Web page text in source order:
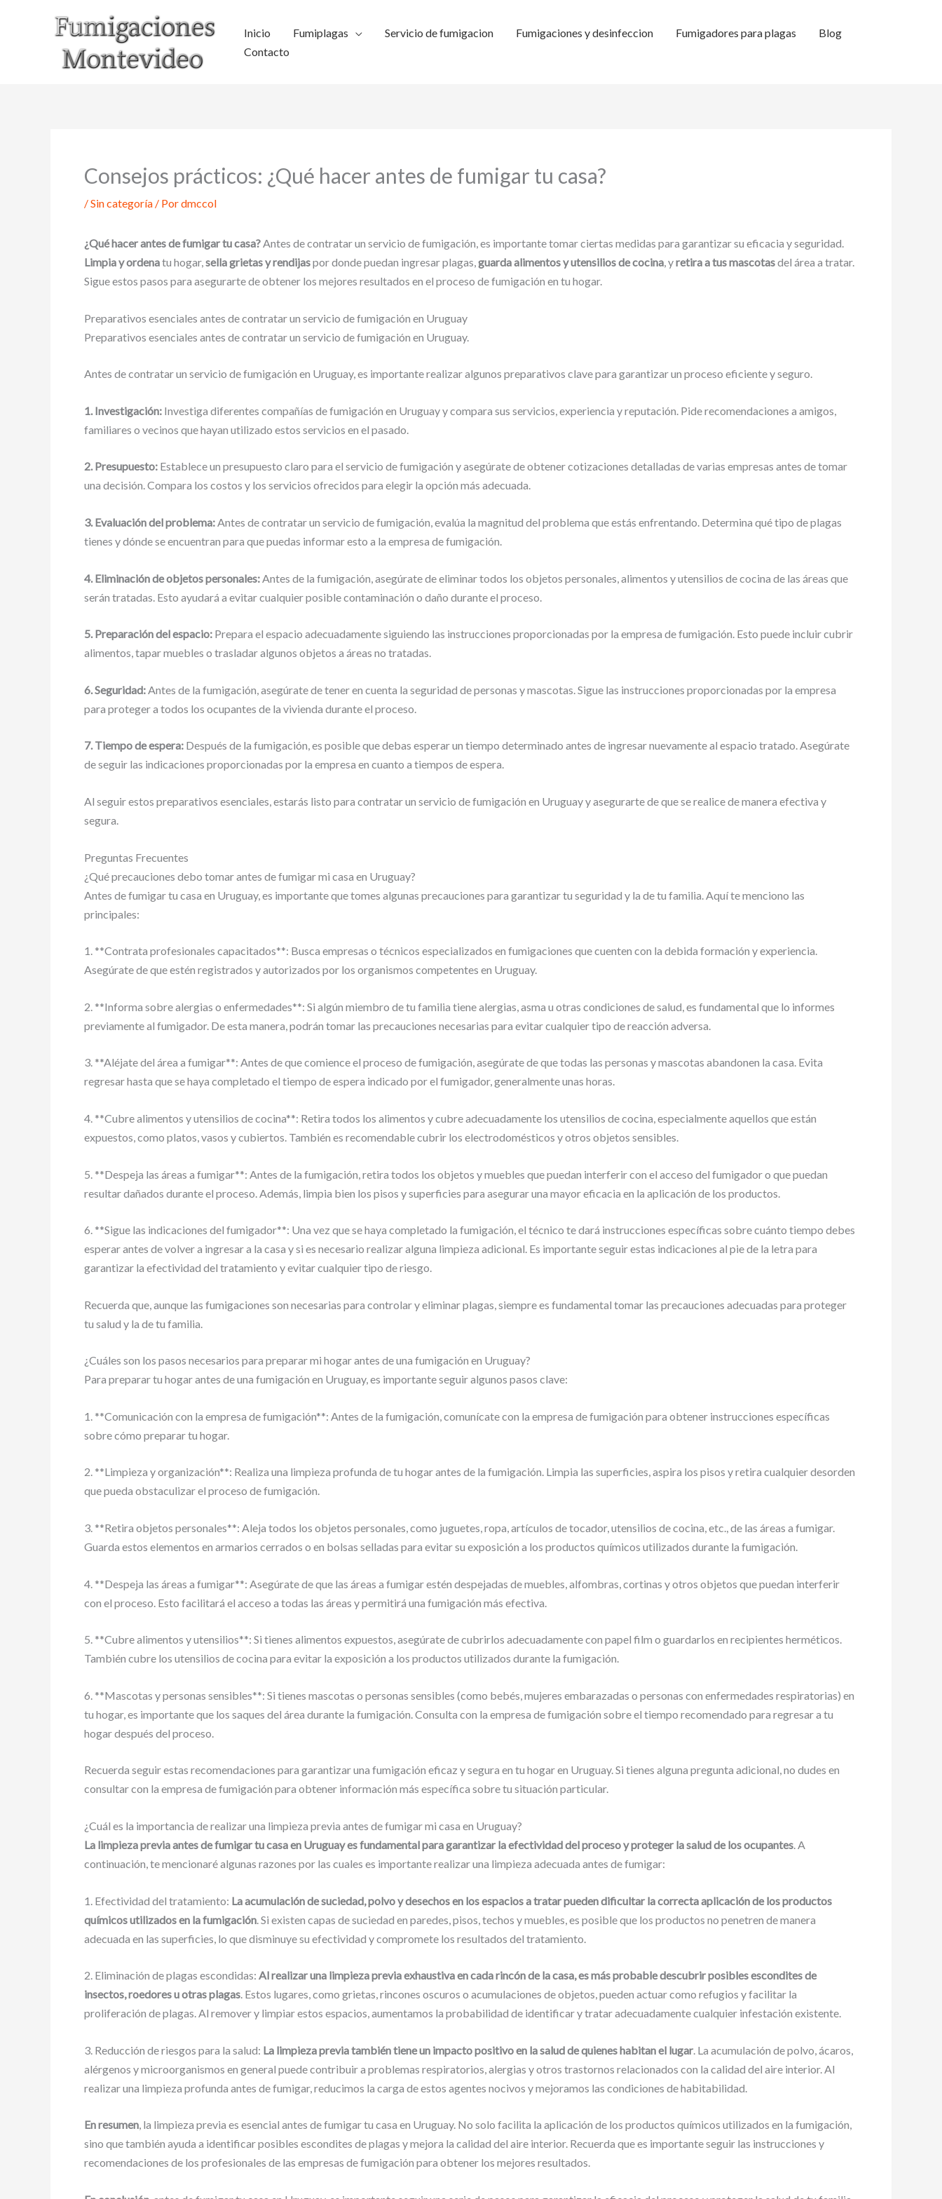
Inicio Fumiplagas Servicio de fumigacion Fumigaciones y desinfeccion Fumigadores para plagas
Blog
Contacto
Consejos prácticos: ¿Qué hacer antes de fumigar tu casa?
/Sin categoría / Pordmccol
¿Qué hacer antes de fumigar tu casa?Antes de contratar un servicio de fumigación, es importante tomar ciertas medidas para garantizar su eficacia y seguridad.
Limpia y ordenatu hogar,sella grietas y rendijaspor donde puedan ingresar plagas,guarda alimentos y utensilios de cocina, yretira a tus mascotasdel área a tratar.
Sigue estos pasos para asegurarte de obtener los mejores resultados en el proceso de fumigación en tu hogar.
Preparativos esenciales antes de contratar un servicio de fumigación en Uruguay
Preparativos esenciales antes de contratar un servicio de fumigación en Uruguay.
Antes de contratar un servicio de fumigación en Uruguay, es importante realizar algunos preparativos clave para garantizar un proceso eficiente y seguro.
1. Investigación: Investiga diferentes compañías de fumigación en Uruguay y compara sus servicios, experiencia y reputación. Pide recomendaciones a amigos,
familiares o vecinos que hayan utilizado estos servicios en el pasado.
2. Presupuesto: Establece un presupuesto claro para el servicio de fumigación y asegúrate de obtener cotizaciones detalladas de varias empresas antes de tomar
una decisión. Compara los costos y los servicios ofrecidos para elegir la opción más adecuada.
3. Evaluación del problema:Antes de contratar un servicio de fumigación, evalúa la magnitud del problema que estás enfrentando. Determina qué tipo de plagas
tienes y dónde se encuentran para que puedas informar esto a la empresa de fumigación.
4. Eliminación de objetos personales: Antes de la fumigación, asegúrate de eliminar todos los objetos personales, alimentos y utensilios de cocina de las áreas que
serán tratadas. Esto ayudará a evitar cualquier posible contaminación o daño durante el proceso.
5. Preparación del espacio: Prepara el espacio adecuadamente siguiendo las instrucciones proporcionadas por la empresa de fumigación. Esto puede incluir cubrir
alimentos, tapar muebles o trasladar algunos objetos a áreas no tratadas.
6. Seguridad: Antes de la fumigación, asegúrate de tener en cuenta la seguridad de personas y mascotas. Sigue las instrucciones proporcionadas por la empresa
para proteger a todos los ocupantes de la vivienda durante el proceso.
7. Tiempo de espera: Después de la fumigación, es posible que debas esperar un tiempo determinado antes de ingresar nuevamente al espacio tratado. Asegúrate
de seguir las indicaciones proporcionadas por la empresa en cuanto a tiempos de espera.
Al seguir estos preparativos esenciales, estarás listo para contratar un servicio de fumigación en Uruguay y asegurarte de que se realice de manera efectiva y
segura.
Preguntas Frecuentes
¿Qué precauciones debo tomar antes de fumigar mi casa en Uruguay?
Antes de fumigar tu casa en Uruguay, es importante que tomes algunas precauciones para garantizar tu seguridad y la de tu familia. Aquí te menciono las
principales:
1. **Contrata profesionales capacitados**: Busca empresas o técnicos especializados en fumigaciones que cuenten con la debida formación y experiencia.
Asegúrate de que estén registrados y autorizados por los organismos competentes en Uruguay.
2. **Informa sobre alergias o enfermedades**: Si algún miembro de tu familia tiene alergias, asma u otras condiciones de salud, es fundamental que lo informes
previamente al fumigador. De esta manera, podrán tomar las precauciones necesarias para evitar cualquier tipo de reacción adversa.
3. **Aléjate del área a fumigar**: Antes de que comience el proceso de fumigación, asegúrate de que todas las personas y mascotas abandonen la casa. Evita
regresar hasta que se haya completado el tiempo de espera indicado por el fumigador, generalmente unas horas.
4. **Cubre alimentos y utensilios de cocina**: Retira todos los alimentos y cubre adecuadamente los utensilios de cocina, especialmente aquellos que están
expuestos, como platos, vasos y cubiertos. También es recomendable cubrir los electrodomésticos y otros objetos sensibles.
5. **Despeja las áreas a fumigar**: Antes de la fumigación, retira todos los objetos y muebles que puedan interferir con el acceso del fumigador o que puedan
resultar dañados durante el proceso. Además, limpia bien los pisos y superficies para asegurar una mayor eficacia en la aplicación de los productos.
6. **Sigue las indicaciones del fumigador**: Una vez que se haya completado la fumigación, el técnico te dará instrucciones específicas sobre cuánto tiempo debes
esperar antes de volver a ingresar a la casa y si es necesario realizar alguna limpieza adicional. Es importante seguir estas indicaciones al pie de la letra para
garantizar la efectividad del tratamiento y evitar cualquier tipo de riesgo.
Recuerda que, aunque las fumigaciones son necesarias para controlar y eliminar plagas, siempre es fundamental tomar las precauciones adecuadas para proteger
tu salud y la de tu familia.
¿Cuáles son los pasos necesarios para preparar mi hogar antes de una fumigación en Uruguay?
Para preparar tu hogar antes de una fumigación en Uruguay, es importante seguir algunos pasos clave:
1. **Comunicación con la empresa de fumigación**: Antes de la fumigación, comunícate con la empresa de fumigación para obtener instrucciones específicas
sobre cómo preparar tu hogar.
2. **Limpieza y organización**: Realiza una limpieza profunda de tu hogar antes de la fumigación. Limpia las superficies, aspira los pisos y retira cualquier desorden
que pueda obstaculizar el proceso de fumigación.
3. **Retira objetos personales**: Aleja todos los objetos personales, como juguetes, ropa, artículos de tocador, utensilios de cocina, etc., de las áreas a fumigar.
Guarda estos elementos en armarios cerrados o en bolsas selladas para evitar su exposición a los productos químicos utilizados durante la fumigación.
4. **Despeja las áreas a fumigar**: Asegúrate de que las áreas a fumigar estén despejadas de muebles, alfombras, cortinas y otros objetos que puedan interferir
con el proceso. Esto facilitará el acceso a todas las áreas y permitirá una fumigación más efectiva.
5. **Cubre alimentos y utensilios**: Si tienes alimentos expuestos, asegúrate de cubrirlos adecuadamente con papel film o guardarlos en recipientes herméticos.
También cubre los utensilios de cocina para evitar la exposición a los productos utilizados durante la fumigación.
6. **Mascotas y personas sensibles**: Si tienes mascotas o personas sensibles (como bebés, mujeres embarazadas o personas con enfermedades respiratorias) en
tu hogar, es importante que los saques del área durante la fumigación. Consulta con la empresa de fumigación sobre el tiempo recomendado para regresar a tu
hogar después del proceso.
Recuerda seguir estas recomendaciones para garantizar una fumigación eficaz y segura en tu hogar en Uruguay. Si tienes alguna pregunta adicional, no dudes en
consultar con la empresa de fumigación para obtener información más específica sobre tu situación particular.
¿Cuál es la importancia de realizar una limpieza previa antes de fumigar mi casa en Uruguay?
La limpieza previa antes de fumigar tu casa en Uruguay es fundamental para garantizar la efectividad del proceso y proteger la salud de los ocupantes. A
continuación, te mencionaré algunas razones por las cuales es importante realizar una limpieza adecuada antes de fumigar:
1. Efectividad del tratamiento: La acumulación de suciedad, polvo y desechos en los espacios a tratar pueden dificultar la correcta aplicación de los productos
químicos utilizados en la fumigación . Si existen capas de suciedad en paredes, pisos, techos y muebles, es posible que los productos no penetren de manera
adecuada en las superficies, lo que disminuye su efectividad y compromete los resultados del tratamiento.
2. Eliminación de plagas escondidas: Al realizar una limpieza previa exhaustiva en cada rincón de la casa, es más probable descubrir posibles escondites de
insectos, roedores u otras plagas. Estos lugares, como grietas, rincones oscuros o acumulaciones de objetos, pueden actuar como refugios y facilitar la
proliferación de plagas. Al remover y limpiar estos espacios, aumentamos la probabilidad de identificar y tratar adecuadamente cualquier infestación existente.
3. Reducción de riesgos para la salud: La limpieza previa también tiene un impacto positivo en la salud de quienes habitan el lugar. La acumulación de polvo, ácaros,
alérgenos y microorganismos en general puede contribuir a problemas respiratorios, alergias y otros trastornos relacionados con la calidad del aire interior. Al
realizar una limpieza profunda antes de fumigar, reducimos la carga de estos agentes nocivos y mejoramos las condiciones de habitabilidad.
En resumen, la limpieza previa es esencial antes de fumigar tu casa en Uruguay. No solo facilita la aplicación de los productos químicos utilizados en la fumigación,
sino que también ayuda a identificar posibles escondites de plagas y mejora la calidad del aire interior. Recuerda que es importante seguir las instrucciones y
recomendaciones de los profesionales de las empresas de fumigación para obtener los mejores resultados.